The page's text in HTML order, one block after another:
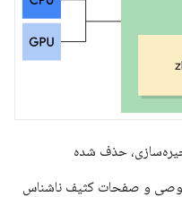
حذف شده
و صفحات کثیف ناشناس